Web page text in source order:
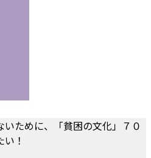
ために、「貧困の文化」７０
！